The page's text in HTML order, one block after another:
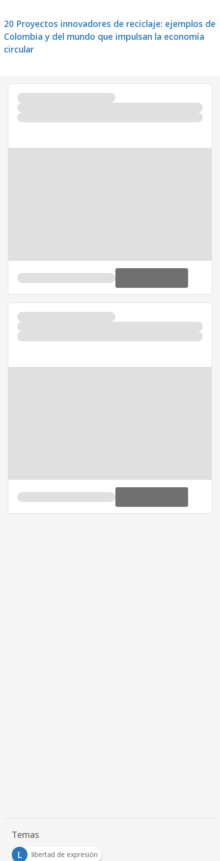
20 Proyectos innovadores de reciclaje: ejemplos de
Colombia y del mundo que impulsan la economía
circular
Temas
L
libertad de expresión